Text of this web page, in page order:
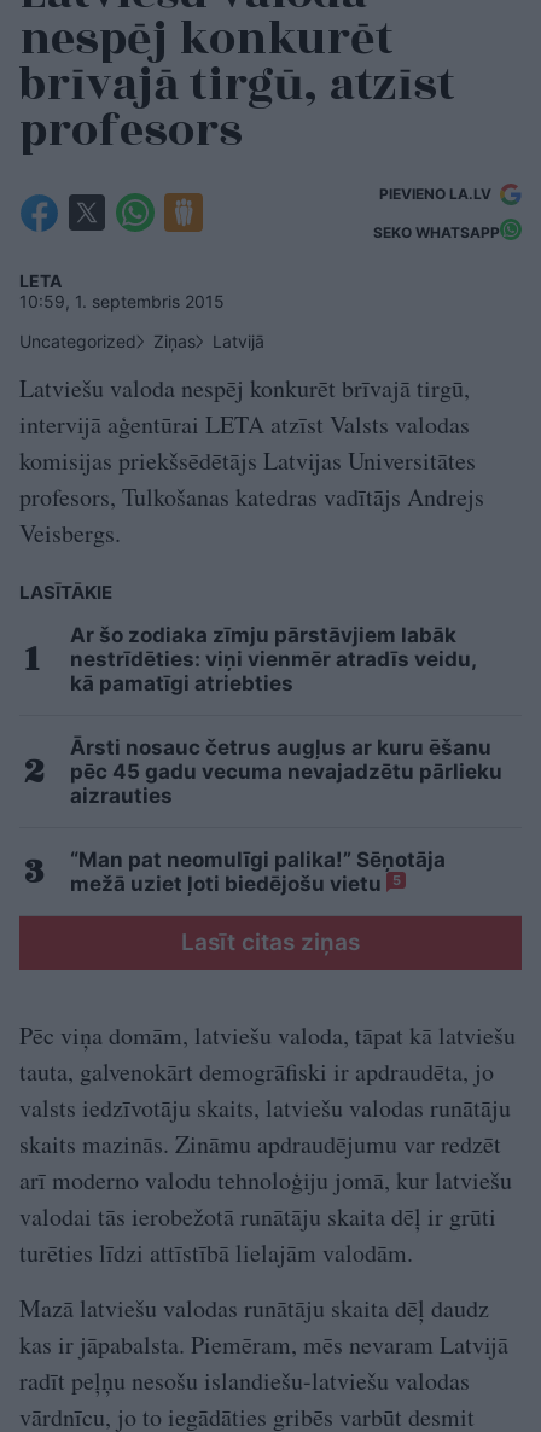
nespēj konkurēt
brīvajā tirgū, atzīst
profesors
PIEVIENO LA.LV
SEKO WHATSAPP
LETA
10:59, 1. septembris 2015
Uncategorized
Ziņas Latvijā
Latviešu valoda nespēj konkurēt brīvajā tirgū,
intervijā aģentūrai LETA atzīst Valsts valodas
komisijas priekšsēdētājs Latvijas Universitātes
profesors, Tulkošanas katedras vadītājs Andrejs
Veisbergs.
LASĪTĀKIE
Ar šo zodiaka zīmju pārstāvjiem labāk
nestrīdēties: viņi vienmēr atradīs veidu,
kā pamatīgi atriebties
Ārsti nosauc četrus augļus ar kuru ēšanu
pēc 45 gadu vecuma nevajadzētu pārlieku
aizrauties
“Man pat neomulīgi palika!” Sēņotāja
mežā uziet ļoti biedējošu vietu
5
Lasīt citas ziņas
Pēc viņa domām, latviešu valoda, tāpat kā latviešu
tauta, galvenokārt demogrāfiski ir apdraudēta, jo
valsts iedzīvotāju skaits, latviešu valodas runātāju
skaits mazinās. Zināmu apdraudējumu var redzēt
arī moderno valodu tehnoloģiju jomā, kur latviešu
valodai tās ierobežotā runātāju skaita dēļ ir grūti
turēties līdzi attīstībā lielajām valodām.
Mazā latviešu valodas runātāju skaita dēļ daudz
kas ir jāpabalsta. Piemēram, mēs nevaram Latvijā
radīt peļņu nesošu islandiešu-latviešu valodas
vārdnīcu, jo to iegādāties gribēs varbūt desmit